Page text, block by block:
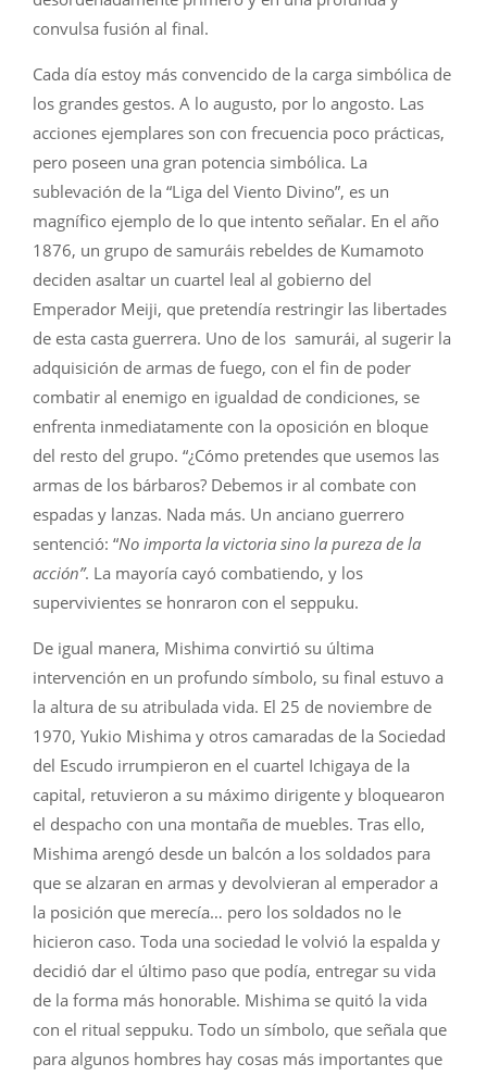
convulsa fusión al final.
Cada día estoy más convencido de la carga simbólica de
los grandes gestos. A lo augusto, por lo angosto. Las
acciones ejemplares son con frecuencia poco prácticas,
pero poseen una gran potencia simbólica. La
sublevación de la “Liga del Viento Divino”, es un
magnífico ejemplo de lo que intento señalar. En el año
1876, un grupo de samuráis rebeldes de Kumamoto
deciden asaltar un cuartel leal al gobierno del
Emperador Meiji, que pretendía restringir las libertades
de esta casta guerrera. Uno de los samurái, al sugerir la
adquisición de armas de fuego, con el fin de poder
combatir al enemigo en igualdad de condiciones, se
enfrenta inmediatamente con la oposición en bloque
del resto del grupo. “¿Cómo pretendes que usemos las
armas de los bárbaros? Debemos ir al combate con
espadas y lanzas. Nada más. Un anciano guerrero
sentenció: “No importa la victoria sino la pureza de la
acción”. La mayoría cayó combatiendo, y los
supervivientes se honraron con el seppuku.
De igual manera, Mishima convirtió su última
intervención en un profundo símbolo, su final estuvo a
la altura de su atribulada vida. El 25 de noviembre de
1970, Yukio Mishima y otros camaradas de la Sociedad
del Escudo irrumpieron en el cuartel Ichigaya de la
capital, retuvieron a su máximo dirigente y bloquearon
el despacho con una montaña de muebles. Tras ello,
Mishima arengó desde un balcón a los soldados para
que se alzaran en armas y devolvieran al emperador a
la posición que merecía… pero los soldados no le
hicieron caso. Toda una sociedad le volvió la espalda y
decidió dar el último paso que podía, entregar su vida
de la forma más honorable. Mishima se quitó la vida
con el ritual seppuku. Todo un símbolo, que señala que
para algunos hombres hay cosas más importantes que